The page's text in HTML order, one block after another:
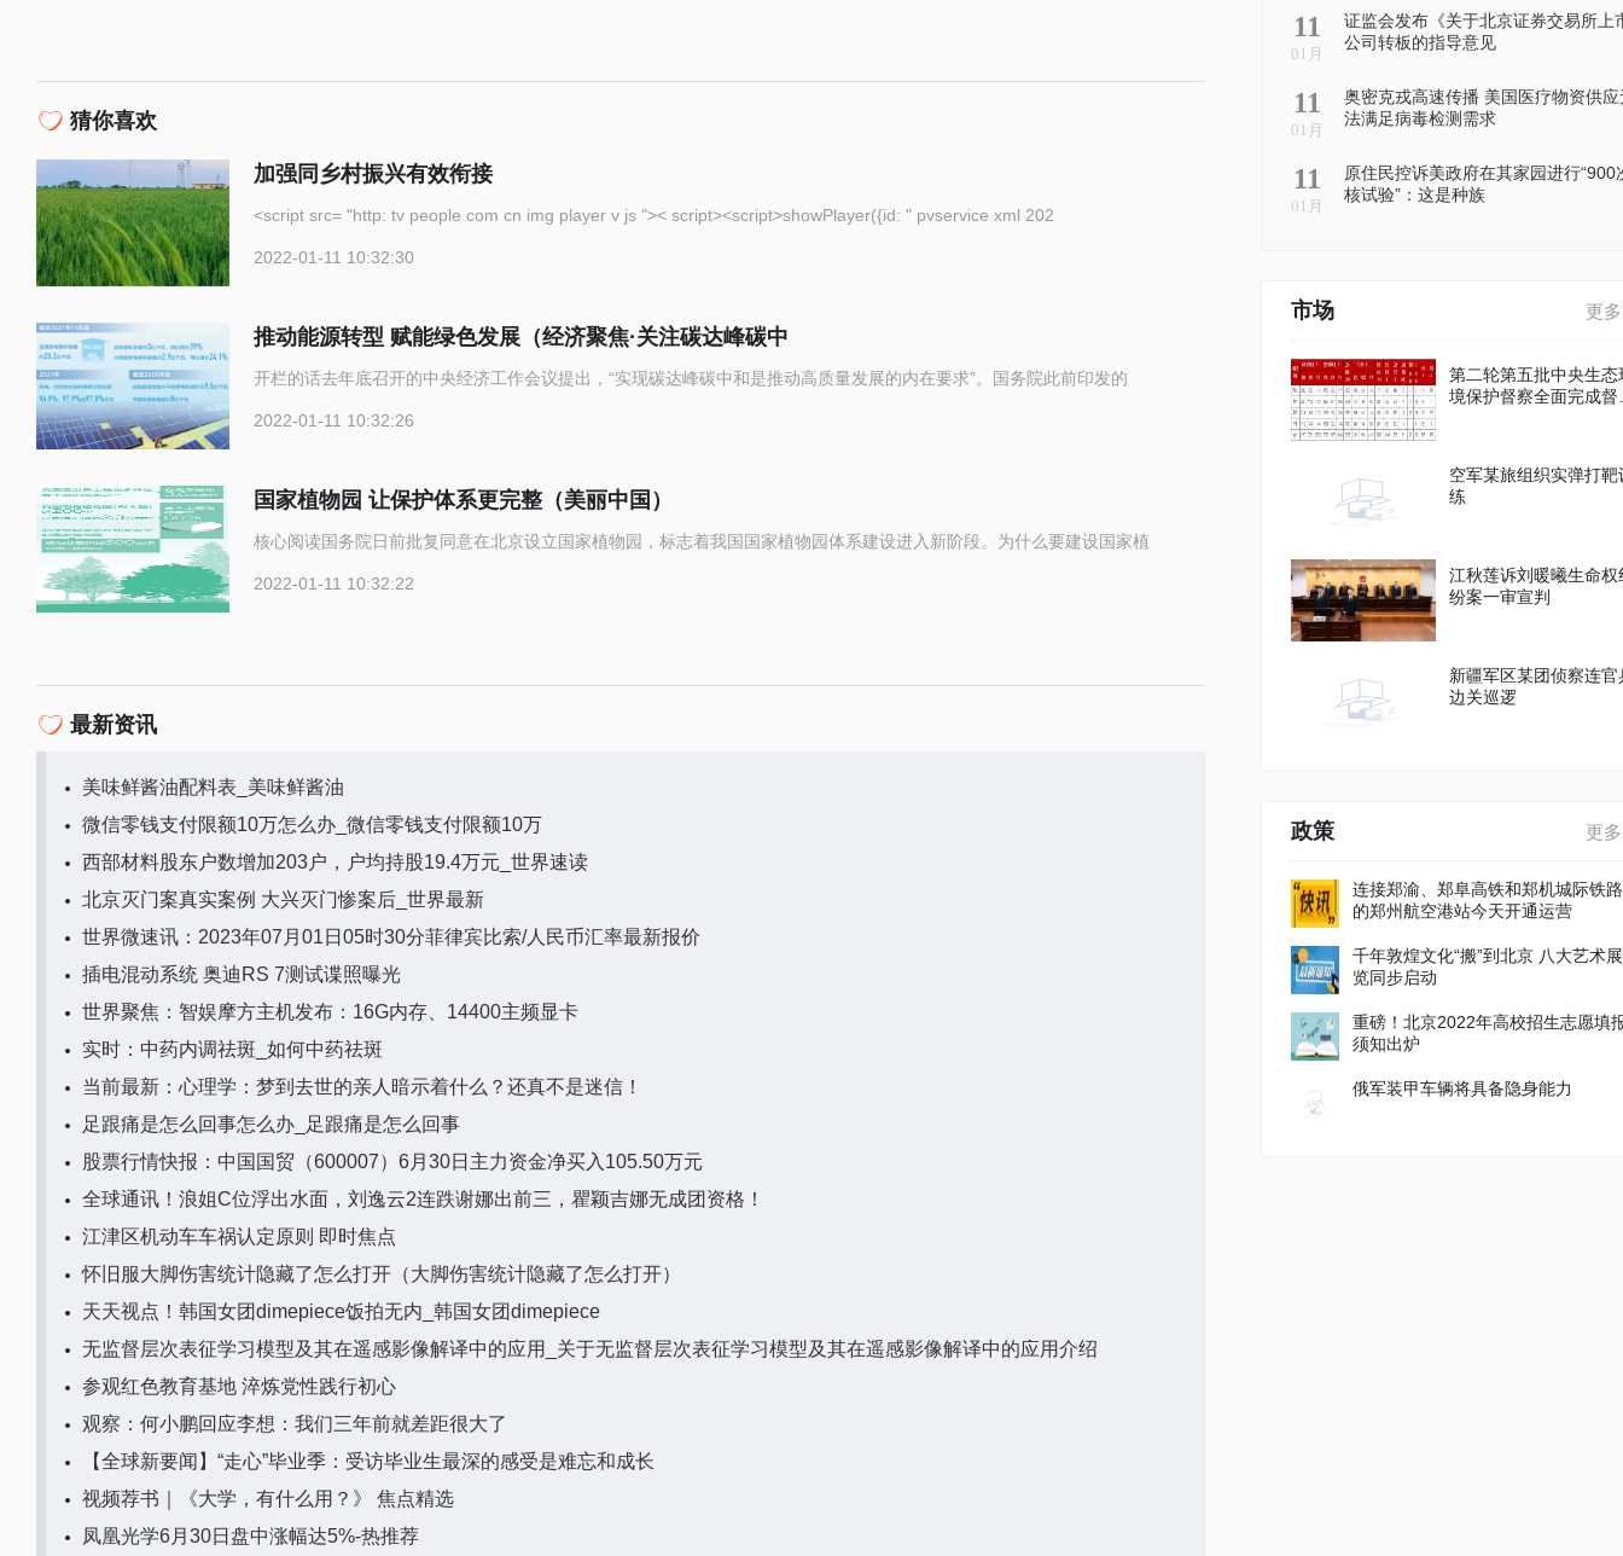
猜你喜欢
加强同乡村振兴有效衔接
<script src= "http: tv people com cn img player v js ">< script><script>showPlayer({id: " pvservice xml 202
2022-01-11 10:32:30
推动能源转型 赋能绿色发展（经济聚焦·关注碳达峰碳中
开栏的话去年底召开的中央经济工作会议提出，“实现碳达峰碳中和是推动高质量发展的内在要求”。国务院此前印发的
2022-01-11 10:32:26
国家植物园 让保护体系更完整（美丽中国）
核心阅读国务院日前批复同意在北京设立国家植物园，标志着我国国家植物园体系建设进入新阶段。为什么要建设国家植
2022-01-11 10:32:22
最新资讯
美味鲜酱油配料表_美味鲜酱油
微信零钱支付限额10万怎么办_微信零钱支付限额10万
西部材料股东户数增加203户，户均持股19.4万元_世界速读
北京灭门案真实案例 大兴灭门惨案后_世界最新
世界微速讯：2023年07月01日05时30分菲律宾比索/人民币汇率最新报价
插电混动系统 奥迪RS 7测试谍照曝光
世界聚焦：智娱摩方主机发布：16G内存、14400主频显卡
实时：中药内调祛斑_如何中药祛斑
当前最新：心理学：梦到去世的亲人暗示着什么？还真不是迷信！
足跟痛是怎么回事怎么办_足跟痛是怎么回事
股票行情快报：中国国贸（600007）6月30日主力资金净买入105.50万元
全球通讯！浪姐C位浮出水面，刘逸云2连跌谢娜出前三，瞿颖吉娜无成团资格！
江津区机动车车祸认定原则 即时焦点
怀旧服大脚伤害统计隐藏了怎么打开（大脚伤害统计隐藏了怎么打开）
天天视点！韩国女团dimepiece饭拍无内_韩国女团dimepiece
无监督层次表征学习模型及其在遥感影像解译中的应用_关于无监督层次表征学习模型及其在遥感影像解译中的应用介绍
参观红色教育基地 淬炼党性践行初心
观察：何小鹏回应李想：我们三年前就差距很大了
【全球新要闻】“走心”毕业季：受访毕业生最深的感受是难忘和成长
视频荐书｜《大学，有什么用？》 焦点精选
凤凰光学6月30日盘中涨幅达5%-热推荐
11
01月
证监会发布《关于北京证券交易所上
公司转板的指导意见
11
01月
奥密克戎高速传播 美国医疗物资供应
法满足病毒检测需求
11
01月
原住民控诉美政府在其家园进行“900
核试验”：这是种族
市场 更多
第二轮第五批中央生态
境保护督察全面完成督
空军某旅组织实弹打靶
练
江秋莲诉刘暖曦生命权
纷案一审宣判
新疆军区某团侦察连官
边关巡逻
政策 更多
连接郑渝、郑阜高铁和郑机城际铁路
的郑州航空港站今天开通运营
千年敦煌文化“搬”到北京 八大艺术展
览同步启动
重磅！北京2022年高校招生志愿填
须知出炉
俄军装甲车辆将具备隐身能力